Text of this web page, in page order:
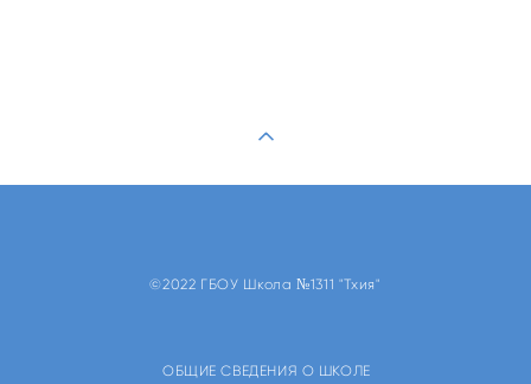
©2022 ГБОУ Школа №1311 "Тхия"
ОБЩИЕ СВЕДЕНИЯ О ШКОЛЕ